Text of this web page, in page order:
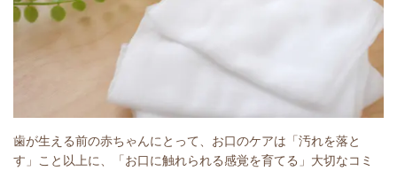
歯が生える前の赤ちゃんにとって、お口のケアは「汚れを落と
す」こと以上に、「お口に触れられる感覚を育てる」大切なコミ